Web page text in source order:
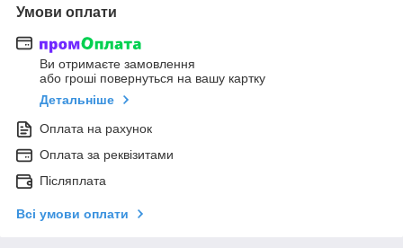
Умови оплати
Ви отримаєте замовлення
або гроші повернуться на вашу картку
Детальніше
Оплата на рахунок
Оплата за реквізитами
Післяплата
Всі умови оплати